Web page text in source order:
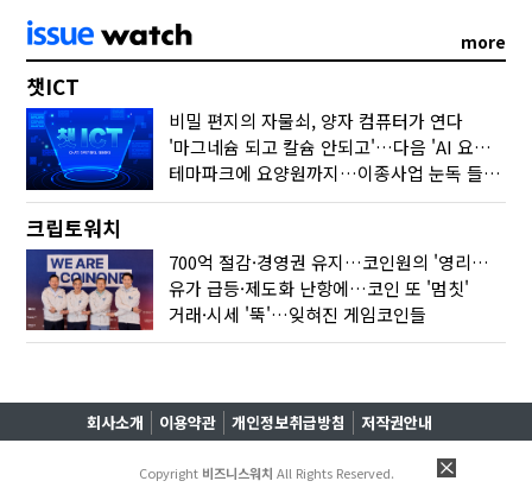
more
챗ICT
비밀 편지의 자물쇠, 양자 컴퓨터가 연다
'마그네슘 되고 칼슘 안되고'…다음 'AI 요약' 갈 길은
테마파크에 요양원까지…이종사업 눈독 들이는 게임사
크립토워치
700억 절감·경영권 유지…코인원의 '영리한 딜'
유가 급등·제도화 난항에…코인 또 '멈칫'
거래·시세 '뚝'…잊혀진 게임코인들
회사소개 이용약관 개인정보취급방침 저작권안내
Copyright 비즈니스워치 All Rights Reserved.